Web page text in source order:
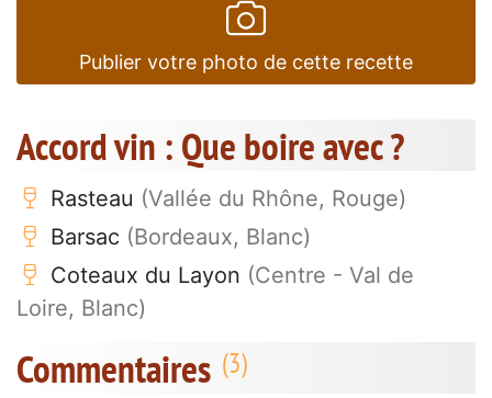
Publier votre photo de cette recette
Accord vin : Que boire avec ?
Rasteau (Vallée du Rhône, Rouge)
Barsac (Bordeaux, Blanc)
Coteaux du Layon (Centre - Val de
Loire, Blanc)
Commentaires